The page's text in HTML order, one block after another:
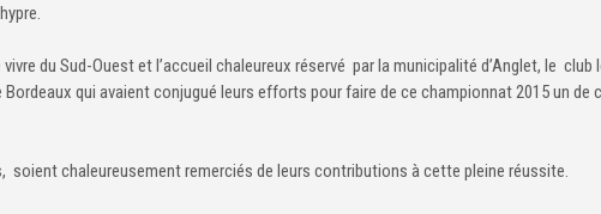
du Sud-Ouest et l’accueil chaleureux réservé par la municipalité d’Anglet, le club
Bordeaux qui avaient conjugué leurs efforts pour faire de ce championnat 2015 un de
soient chaleureusement remerciés de leurs contributions à cette pleine réussite.